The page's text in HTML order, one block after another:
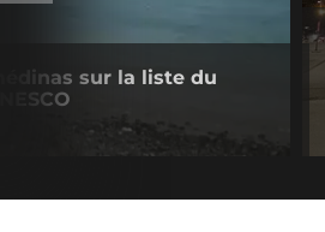
sur la liste du